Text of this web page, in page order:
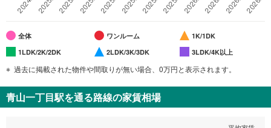
全体 ワンルーム
1K/1DK
1LDK/2K/2DK
2LDK/3K/3DK 3LDK/4K以上
過去に掲載された物件や間取りが無い場合、0万円と表示されます。
青山一丁目駅を通る路線の家賃相場